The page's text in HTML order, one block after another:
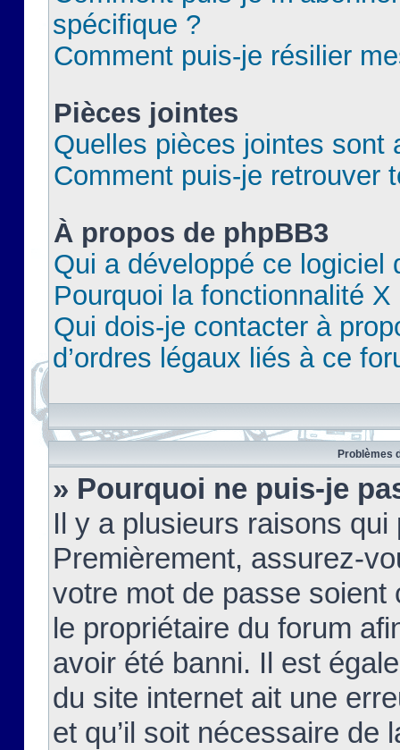
spécifique ?
Comment puis-je résilier
Pièces jointes
Quelles pièces jointes sont
Comment puis-je retrouver
À propos de phpBB3
Qui a développé ce logiciel
Pourquoi la fonctionnalité X
Qui dois-je contacter à
d’ordres légaux liés à ce
Problèmes
» Pourquoi ne puis-je
Il y a plusieurs raisons
Premièrement, assurez-
votre mot de passe soient
le propriétaire du forum
avoir été banni. Il est
du site internet ait une
et qu’il soit nécessaire de